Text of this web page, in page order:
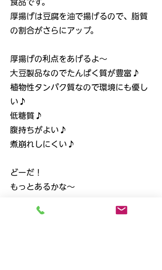
食品です。
厚揚げは豆腐を油で揚げるので、脂質
の割合がさらにアップ。
厚揚げの利点をあげるよ～
大豆製品なのでたんぱく質が豊富♪
植物性タンパク質なので環境にも優し
い♪
低糖質♪
腹持ちがよい♪
煮崩れしにくい♪
どーだ！
もっとあるかな～